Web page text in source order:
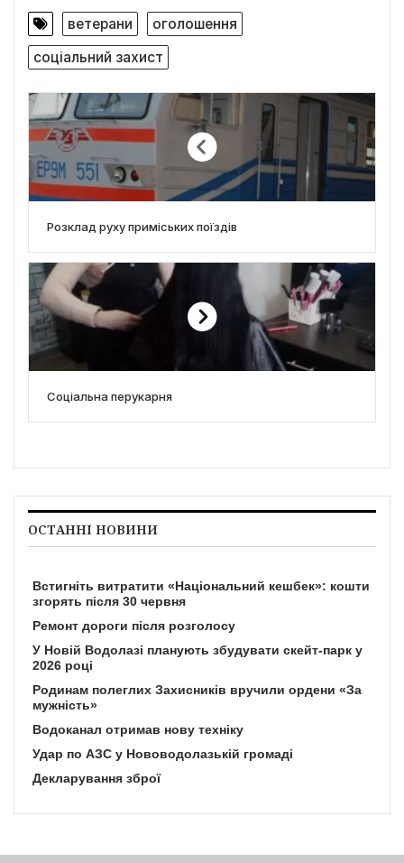
ветерани
оголошення
соціальний захист
Розклад руху приміських поїздів
Соціальна перукарня
ОСТАННІ НОВИНИ
Встигніть витратити «Національний кешбек»: кошти
згорять після 30 червня
Ремонт дороги після розголосу
У Новій Водолазі планують збудувати скейт-парк у
2026 році
Родинам полеглих Захисників вручили ордени «За
мужність»
Водоканал отримав нову техніку
Удар по АЗС у Нововодолазькій громаді
Декларування зброї